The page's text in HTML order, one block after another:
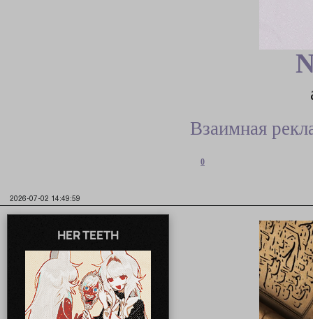
Взаимная
0
2026-07-02 14:49:59
HER TEETH